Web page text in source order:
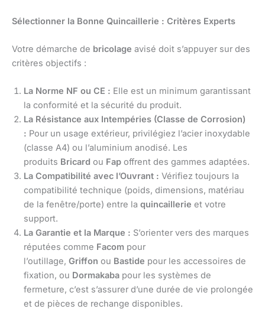
Sélectionner la Bonne Quincaillerie : Critères Experts
Votre démarche de bricolage avisé doit s’appuyer sur des
critères objectifs :
La Norme NF ou CE : Elle est un minimum garantissant
la conformité et la sécurité du produit.
La Résistance aux Intempéries (Classe de Corrosion)
: Pour un usage extérieur, privilégiez l’acier inoxydable
(classe A4) ou l’aluminium anodisé. Les
produits Bricard ou Fap offrent des gammes adaptées.
La Compatibilité avec l’Ouvrant : Vérifiez toujours la
compatibilité technique (poids, dimensions, matériau
de la fenêtre/porte) entre la quincaillerie et votre
support.
La Garantie et la Marque : S’orienter vers des marques
réputées comme Facom pour
l’outillage, Griffon ou Bastide pour les accessoires de
fixation, ou Dormakaba pour les systèmes de
fermeture, c’est s’assurer d’une durée de vie prolongée
et de pièces de rechange disponibles.